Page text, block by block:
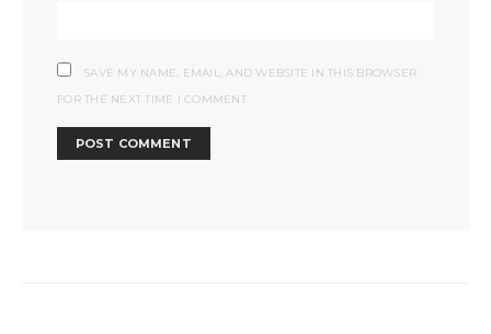
SAVE MY NAME, EMAIL, AND WEBSITE IN THIS BROWSER
FOR THE NEXT TIME I COMMENT.